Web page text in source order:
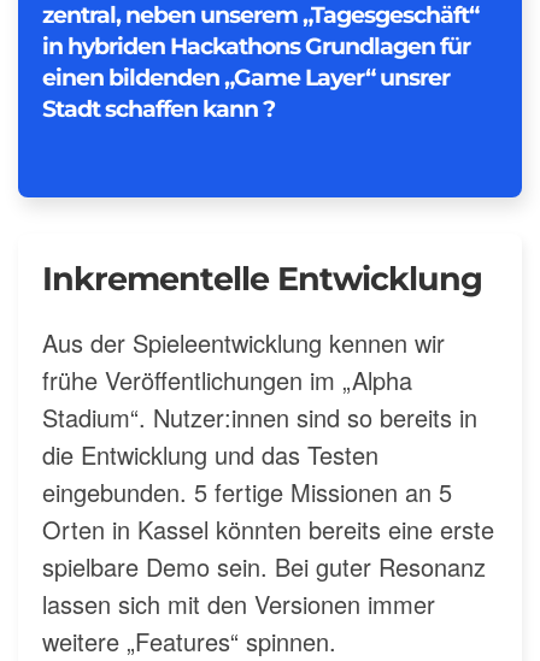
zentral, neben unserem „Tagesgeschäft“
in hybriden Hackathons Grundlagen für
einen bildenden „Game Layer“ unsrer
Stadt schaffen kann ?
Inkrementelle Entwicklung
Aus der Spieleentwicklung kennen wir
frühe Veröffentlichungen im „Alpha
Stadium“. Nutzer:innen sind so bereits in
die Entwicklung und das Testen
eingebunden. 5 fertige Missionen an 5
Orten in Kassel könnten bereits eine erste
spielbare Demo sein. Bei guter Resonanz
lassen sich mit den Versionen immer
weitere „Features“ spinnen.